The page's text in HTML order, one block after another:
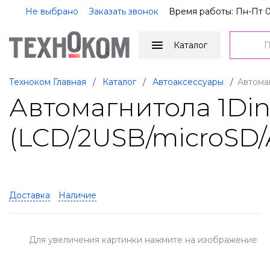
Не выбрано Заказать звонок Время работы: Пн-Пт
Каталог
Техноком Главная / Каталог / Автоаксессуары /
Автомагнитола
(LCD/2USB/
Доставка Наличие
Для увеличения картинки нажмите на изображение